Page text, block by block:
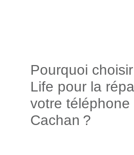
Pourquoi
Life pour la
votre téléphone
Cachan ?